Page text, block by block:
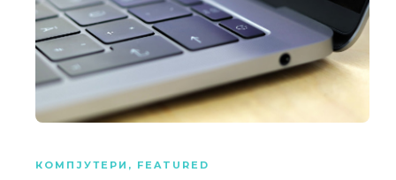
КОМПЈУТЕРИ , FEATURED